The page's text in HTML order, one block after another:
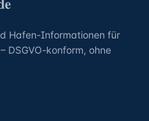
Hafen-Informationen für
DSGVO-konform, ohne